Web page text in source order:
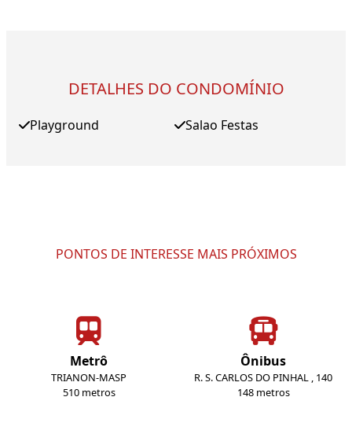
DETALHES DO CONDOMÍNIO
Playground Salao Festas
PONTOS DE INTERESSE MAIS PRÓXIMOS
Metrô
TRIANON-MASP
510 metros
Ônibus
R. S. CARLOS DO PINHAL , 140
148 metros